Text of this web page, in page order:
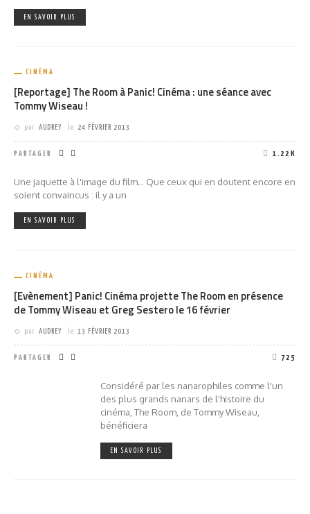
EN SAVOIR PLUS
CINÉMA
[Reportage] The Room à Panic! Cinéma : une séance avec
Tommy Wiseau !
par AUDREY le 24 FÉVRIER 2013
PARTAGER 1.22K
Une jaquette à l'image du film... Que ceux qui en doutent encore en
soient convaincus : il y a un
EN SAVOIR PLUS
CINÉMA
[Evènement] Panic! Cinéma projette The Room en présence
de Tommy Wiseau et Greg Sestero le 16 février
par AUDREY le 13 FÉVRIER 2013
PARTAGER 725
Considéré par les nanarophiles comme l'un
des plus grands nanars de l'histoire du
cinéma, The Room, de Tommy Wiseau,
bénéficiera
EN SAVOIR PLUS